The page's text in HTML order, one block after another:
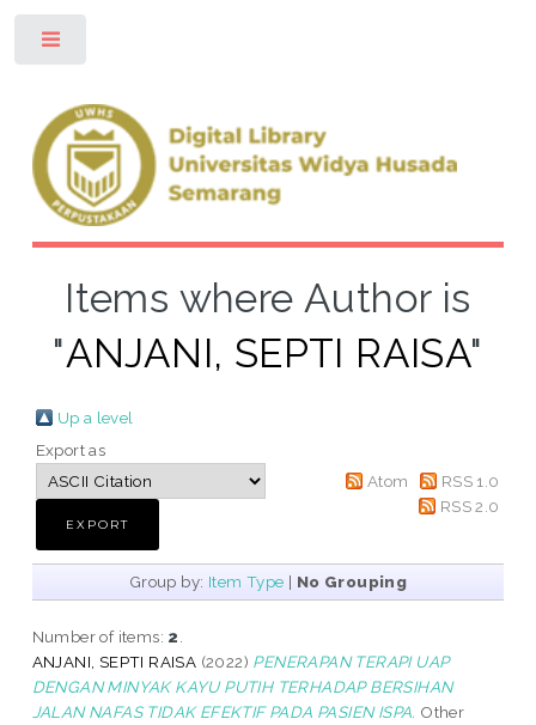
Items where Author is
"ANJANI, SEPTI RAISA"
Up a level
Export as
Atom
RSS 1.0
RSS 2.0
Group by: Item Type | No Grouping
Number of items: 2
ANJANI, SEPTI RAISA (2022) PENERAPAN TERAPI UAP
DENGAN MINYAK KAYU PUTIH TERHADAP BERSIHAN
JALAN NAFAS TIDAK EFEKTIF PADA PASIEN ISPA. Other